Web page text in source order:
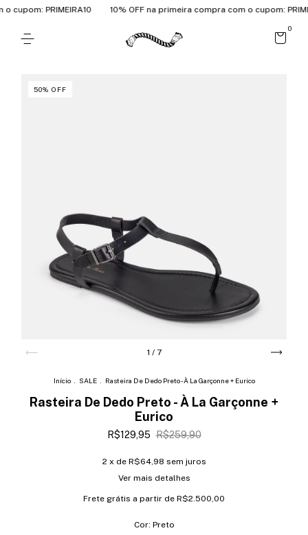
PRIMEIRA10 10% OFF na primeira compra com o cupom:
0
50% OFF
1 / 7
Início SALE Rasteira De Dedo Preto - À La Garçonne + Eurico
Rasteira De Dedo Preto - À La Garçonne +
Eurico
R$129,95 R$259,90
2 x de R$64,98 sem juros
Ver mais detalhes
Frete grátis a partir de R$2.500,00
Cor: Preto